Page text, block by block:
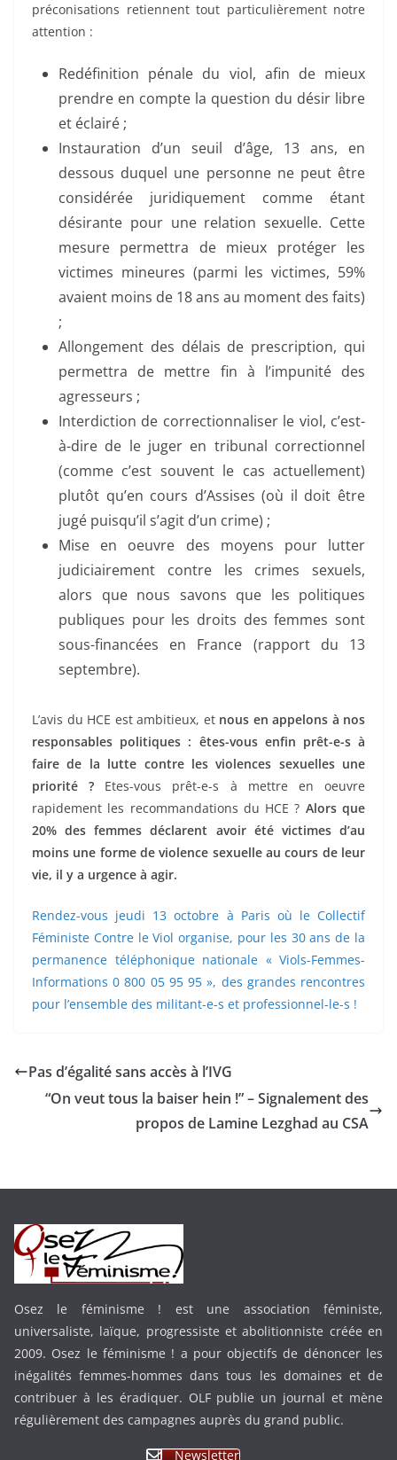
préconisations retiennent tout particulièrement notre
attention :
Redéfinition pénale du viol, afin de mieux
prendre en compte la question du désir libre
et éclairé ;
Instauration d’un seuil d’âge, 13 ans, en
dessous duquel une personne ne peut être
considérée juridiquement comme étant
désirante pour une relation sexuelle. Cette
mesure permettra de mieux protéger les
victimes mineures (parmi les victimes, 59%
avaient moins de 18 ans au moment des faits)
;
Allongement des délais de prescription, qui
permettra de mettre fin à l’impunité des
agresseurs ;
Interdiction de correctionnaliser le viol, c’est-
à-dire de le juger en tribunal correctionnel
(comme c’est souvent le cas actuellement)
plutôt qu’en cours d’Assises (où il doit être
jugé puisqu’il s’agit d’un crime) ;
Mise en oeuvre des moyens pour lutter
judiciairement contre les crimes sexuels,
alors que nous savons que les politiques
publiques pour les droits des femmes sont
sous-financées en France (rapport du 13
septembre).
L’avis du HCE est ambitieux, et nous en appelons à nos
responsables politiques : êtes-vous enfin prêt-e-s à
faire de la lutte contre les violences sexuelles une
priorité ? Etes-vous prêt-e-s à mettre en oeuvre
rapidement les recommandations du HCE ? Alors que
20% des femmes déclarent avoir été victimes d’au
moins une forme de violence sexuelle au cours de leur
vie, il y a urgence à agir.
Rendez-vous jeudi 13 octobre à Paris où le Collectif
Féministe Contre le Viol organise, pour les 30 ans de la
permanence téléphonique nationale « Viols-Femmes-
Informations 0 800 05 95 95 », des grandes rencontres
pour l’ensemble des militant-e-s et professionnel-le-s !
Pas d’égalité sans accès à l’IVG
“On veut tous la baiser hein !” – Signalement des
propos de Lamine Lezghad au CSA
Osez le féminisme ! est une association féministe,
universaliste, laïque, progressiste et abolitionniste créée en
2009. Osez le féminisme ! a pour objectifs de dénoncer les
inégalités femmes-hommes dans tous les domaines et de
contribuer à les éradiquer. OLF publie un journal et mène
régulièrement des campagnes auprès du grand public.
Newsletter